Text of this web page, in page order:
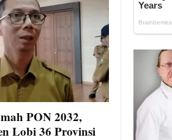
PON 2032,
Lobi 36 Provinsi